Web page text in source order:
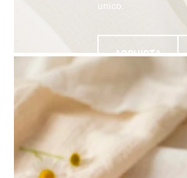
unico.
ACQUISTA